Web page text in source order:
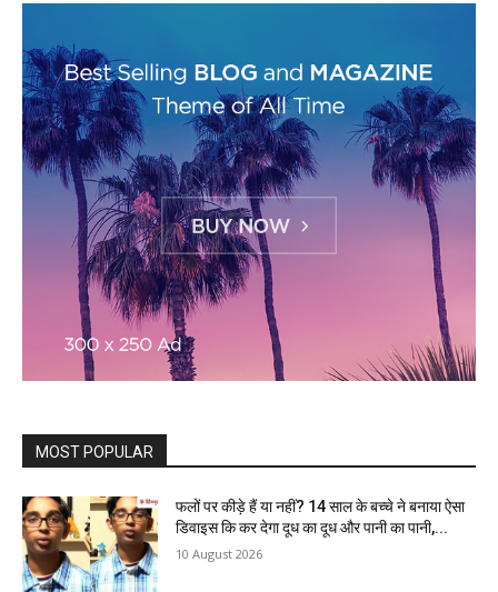
MOST POPULAR
फलों पर कीड़े हैं या नहीं? 14 साल के बच्चे ने बनाया ऐसा
डिवाइस कि कर देगा दूध का दूध और पानी का पानी,...
10 August 2026